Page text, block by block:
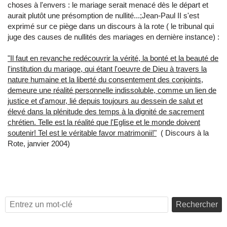
choses à l'envers : le mariage serait menacé dès le départ et
aurait plutôt une présomption de nullité...;Jean-Paul II s'est
exprimé sur ce piège dans un discours à la rote ( le tribunal qui
juge des causes de nullités des mariages en dernière instance) :
"Il faut en revanche redécouvrir la vérité, la bonté et la beauté de
l'institution du mariage, qui étant l'oeuvre de Dieu à travers la
nature humaine et la liberté du consentement des conjoints,
demeure une réalité personnelle indissoluble, comme un lien de
justice et d'amour, lié depuis toujours au dessein de salut et
élevé dans la plénitude des temps à la dignité de sacrement
chrétien. Telle est la réalité que l'Eglise et le monde doivent
soutenir! Tel est le véritable favor matrimonii!" ( Discours à la
Rote, janvier 2004)
Rechercher